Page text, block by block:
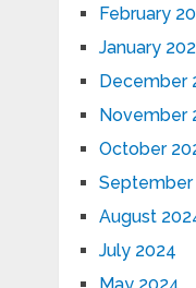
February
January
December
November
October
September
August
July 2024